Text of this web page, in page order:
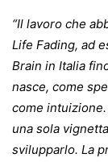
“Il lavoro che
Life Fading, ad
Brain in Italia
nasce, come
come
una sola
svilupparlo. La